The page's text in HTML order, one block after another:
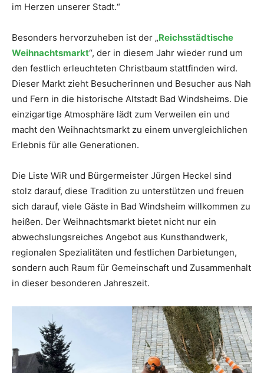
im Herzen unserer Stadt.“
Besonders hervorzuheben ist der „Reichsstädtische
Weihnachtsmarkt“, der in diesem Jahr wieder rund um
den festlich erleuchteten Christbaum stattfinden wird.
Dieser Markt zieht Besucherinnen und Besucher aus Nah
und Fern in die historische Altstadt Bad Windsheims. Die
einzigartige Atmosphäre lädt zum Verweilen ein und
macht den Weihnachtsmarkt zu einem unvergleichlichen
Erlebnis für alle Generationen.
Die Liste WiR und Bürgermeister Jürgen Heckel sind
stolz darauf, diese Tradition zu unterstützen und freuen
sich darauf, viele Gäste in Bad Windsheim willkommen zu
heißen. Der Weihnachtsmarkt bietet nicht nur ein
abwechslungsreiches Angebot aus Kunsthandwerk,
regionalen Spezialitäten und festlichen Darbietungen,
sondern auch Raum für Gemeinschaft und Zusammenhalt
in dieser besonderen Jahreszeit.